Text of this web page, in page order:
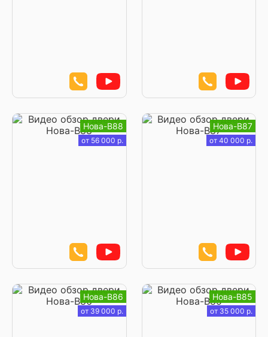
Нова-В88
от 56 000 р.
Нова-В87
от 40 000 р.
Нова-В86
от 39 000 р.
Нова-В85
от 35 000 р.